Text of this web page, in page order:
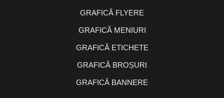
GRAFICĂ FLYERE
GRAFICĂ MENIURI
GRAFICĂ ETICHETE
GRAFICĂ BROȘURI
GRAFICĂ BANNERE